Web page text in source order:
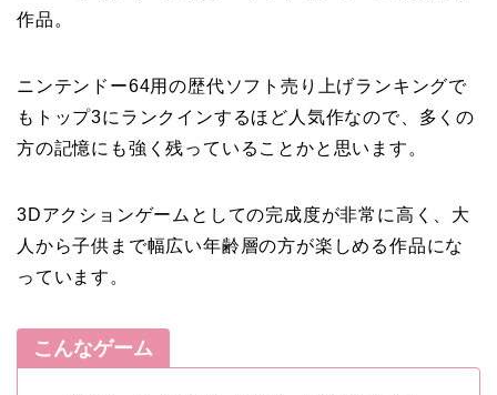
作品。
ニンテンドー64用の歴代ソフト売り上げランキングで
もトップ3にランクインするほど人気作なので、多くの
方の記憶にも強く残っていることかと思います。
3Dアクションゲームとしての完成度が非常に高く、大
人から子供まで幅広い年齢層の方が楽しめる作品にな
っています。
こんなゲーム